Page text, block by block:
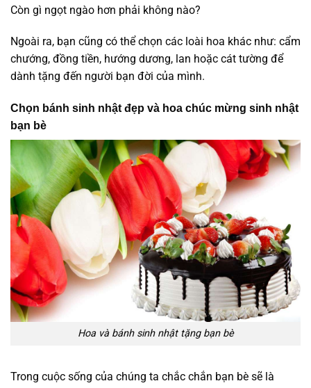
Còn gì ngọt ngào hơn phải không nào?
Ngoài ra, bạn cũng có thể chọn các loài hoa khác như: cẩm
chướng, đồng tiền, hướng dương, lan hoặc cát tường để
dành tặng đến người bạn đời của mình.
Chọn bánh sinh nhật đẹp và hoa chúc mừng sinh nhật
bạn bè
Hoa và bánh sinh nhật tặng bạn bè
Trong cuộc sống của chúng ta chắc chắn bạn bè sẽ là